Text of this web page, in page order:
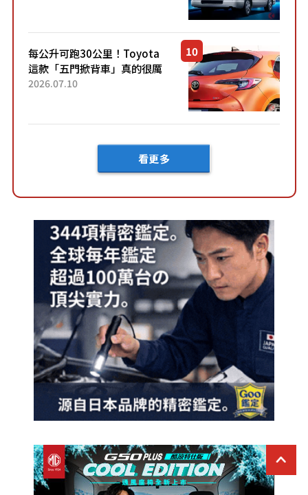
車？...
每公升可跑30公里！Toyota
這款「五門掀背車」真的很厲
害！ 擁有全長4.3公尺的「剛剛
2026.07.10
看更多